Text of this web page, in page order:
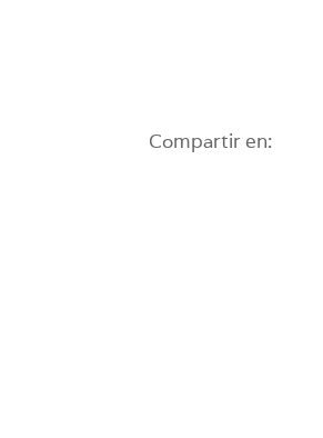
Compartir en: